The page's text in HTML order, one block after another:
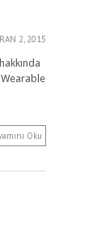
2, 2015
Oku